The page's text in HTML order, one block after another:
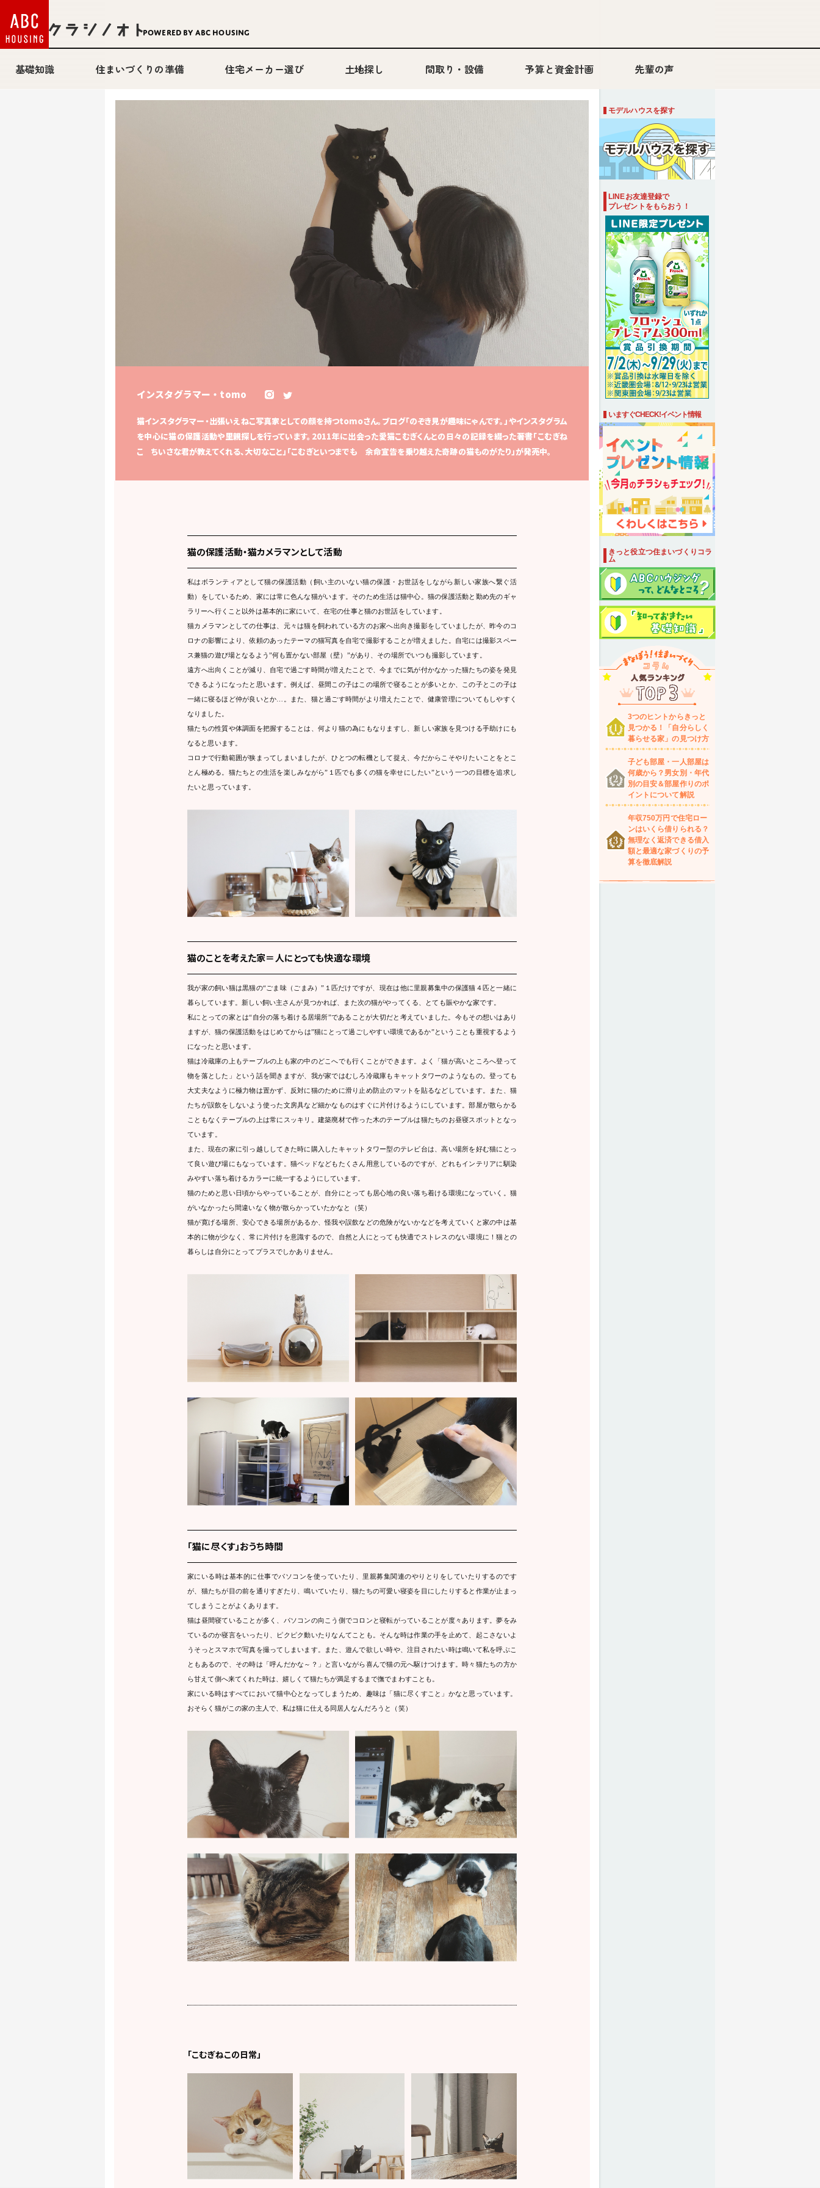
Powered by ABC HOUSING
基礎知識 住まいづくりの準備 住宅メーカー選び 土地探し 間取り・設備 予算と資金計画 先輩の声
インスタグラマー・tomo
猫インスタグラマー・出張いえねこ写真家としての顔を持つtomoさん。ブログ「のぞき見が趣味にゃんです。」やインスタグラム
を中心に猫の保護活動や里親探しを行っています。2011年に出会った愛猫こむぎくんとの日々の記録を綴った著書「こむぎね
こ ちいさな君が教えてくれる、大切なこと」「こむぎといつまでも 余命宣告を乗り越えた奇跡の猫ものがたり」が発売中。
猫の保護活動・猫カメラマンとして活動
私はボランティアとして猫の保護活動（飼い主のいない猫の保護・お世話をしながら新しい家族へ繋ぐ活
動）をしているため、家には常に色んな猫がいます。そのため生活は猫中心。猫の保護活動と勤め先のギャ
ラリーへ行くこと以外は基本的に家にいて、在宅の仕事と猫のお世話をしています。
猫カメラマンとしての仕事は、元々は猫を飼われている方のお家へ出向き撮影をしていましたが、昨今のコ
ロナの影響により、依頼のあったテーマの猫写真を自宅で撮影することが増えました。自宅には撮影スペー
ス兼猫の遊び場となるよう”何も置かない部屋（壁）”があり、その場所でいつも撮影しています。
遠方へ出向くことが減り、自宅で過ごす時間が増えたことで、今までに気が付かなかった猫たちの姿を発見
できるようになったと思います。例えば、昼間この子はこの場所で寝ることが多いとか、この子とこの子は
一緒に寝るほど仲が良いとか…。また、猫と過ごす時間がより増えたことで、健康管理についてもしやすく
なりました。
猫たちの性質や体調面を把握することは、何より猫の為にもなりますし、新しい家族を見つける手助けにも
なると思います。
コロナで行動範囲が狭まってしまいましたが、ひとつの転機として捉え、今だからこそやりたいことをとこ
とん極める。猫たちとの生活を楽しみながら”１匹でも多くの猫を幸せにしたい”という一つの目標を追求し
たいと思っています。
猫のことを考えた家＝人にとっても快適な環境
我が家の飼い猫は黒猫の“ごま味（ごまみ）”１匹だけですが、現在は他に里親募集中の保護猫４匹と一緒に
暮らしています。新しい飼い主さんが見つかれば、また次の猫がやってくる、とても賑やかな家です。
私にとっての家とは“自分の落ち着ける居場所”であることが大切だと考えていました。今もその想いはあり
ますが、猫の保護活動をはじめてからは”猫にとって過ごしやすい環境であるか”ということも重視するよう
になったと思います。
猫は冷蔵庫の上もテーブルの上も家の中のどこへでも行くことができます。よく「猫が高いところへ登って
物を落とした」という話を聞きますが、我が家ではむしろ冷蔵庫もキャットタワーのようなもの。登っても
大丈夫なように極力物は置かず、反対に猫のために滑り止め防止のマットを貼るなどしています。また、猫
たちが誤飲をしないよう使った文房具など細かなものはすぐに片付けるようにしています。部屋が散らかる
こともなくテーブルの上は常にスッキリ。建築廃材で作った木のテーブルは猫たちのお昼寝スポットとなっ
ています。
また、現在の家に引っ越ししてきた時に購入したキャットタワー型のテレビ台は、高い場所を好む猫にとっ
て良い遊び場にもなっています。猫ベッドなどもたくさん用意しているのですが、どれもインテリアに馴染
みやすい落ち着けるカラーに統一するようにしています。
猫のためと思い日頃からやっていることが、自分にとっても居心地の良い落ち着ける環境になっていく。猫
がいなかったら間違いなく物が散らかっていたかなと（笑）
猫が寛げる場所、安心できる場所があるか、怪我や誤飲などの危険がないかなどを考えていくと家の中は基
本的に物が少なく、常に片付けを意識するので、自然と人にとっても快適でストレスのない環境に！猫との
暮らしは自分にとってプラスでしかありません。
「猫に尽くす」おうち時間
家にいる時は基本的に仕事でパソコンを使っていたり、里親募集関連のやりとりをしていたりするのです
が、猫たちが目の前を通りすぎたり、鳴いていたり、猫たちの可愛い寝姿を目にしたりすると作業が止まっ
てしまうことがよくあります。
猫は昼間寝ていることが多く、パソコンの向こう側でコロンと寝転がっていることが度々あります。夢をみ
ているのか寝言をいったり、ピクピク動いたりなんてことも。そんな時は作業の手を止めて、起こさないよ
うそっとスマホで写真を撮ってしまいます。また、遊んで欲しい時や、注目されたい時は鳴いて私を呼ぶこ
ともあるので、その時は「呼んだかな～？」と言いながら喜んで猫の元へ駆けつけます。時々猫たちの方か
ら甘えて側へ来てくれた時は、嬉しくて猫たちが満足するまで撫でまわすことも。
家にいる時はすべてにおいて猫中心となってしまうため、趣味は「猫に尽くすこと」かなと思っています。
おそらく猫がこの家の主人で、私は猫に仕える同居人なんだろうと（笑）
「こむぎねこの日常」
モデルハウスを探す
LINEお友達登録で
プレゼントをもらおう！
いますぐCHECK!イベント情報
きっと役立つ住まいづくりコラ
ム
3つのヒントからきっと
見つかる！「自分らしく
暮らせる家」の見つけ方
子ども部屋・一人部屋は
何歳から？男女別・年代
別の目安＆部屋作りのポ
イントについて解説
年収750万円で住宅ロー
ンはいくら借りられる？
無理なく返済できる借入
額と最適な家づくりの予
算を徹底解説